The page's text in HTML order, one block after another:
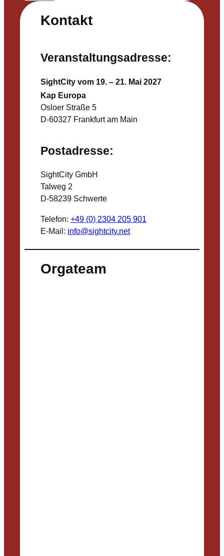
Kontakt
Veranstaltungsadresse:
SightCity vom 19. – 21. Mai 2027
Kap Europa
Osloer Straße 5
D-60327 Frankfurt am Main
Postadresse:
SightCity GmbH
Talweg 2
D-58239 Schwerte
Telefon: +49 (0) 2304 205 901
E-Mail: info@sightcity.net
Orgateam